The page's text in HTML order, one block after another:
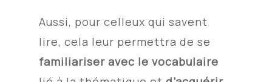
Aussi, pour celleux qui savent
lire, cela leur permettra de se
familiariser avec le vocabulaire